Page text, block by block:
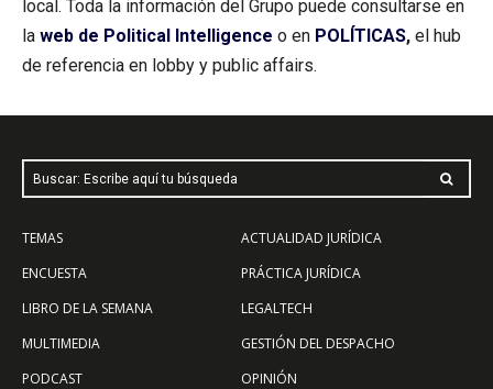
local. Toda la información del Grupo puede consultarse en
la web de Political Intelligence o en POLÍTICAS, el hub
de referencia en lobby y public affairs.
Buscar: Escribe aquí tu búsqueda
TEMAS
ENCUESTA
LIBRO DE LA SEMANA
MULTIMEDIA
PODCAST
ACTUALIDAD JURÍDICA
PRÁCTICA JURÍDICA
LEGALTECH
GESTIÓN DEL DESPACHO
OPINIÓN